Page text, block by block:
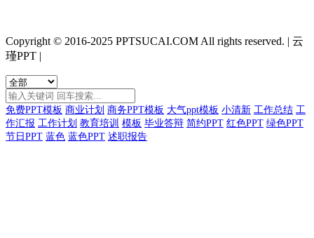
Copyright © 2016-2025 PPTSUCAI.COM All rights reserved. | 云
瑾PPT |
免费PPT模板 商业计划 商务PPT模板 大气ppt模板 小清新 工作总结 工
作汇报 工作计划 教育培训 模板 毕业答辩 简约PPT 红色PPT 绿色PPT
节日PPT 蓝色 蓝色PPT 述职报告